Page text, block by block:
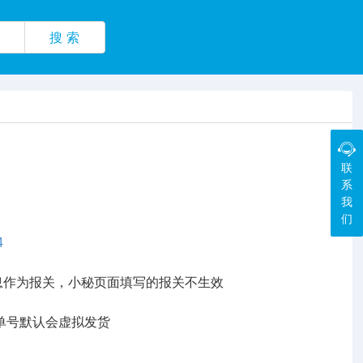
搜 索
为报关，小秘页面填写的报关不生效
号默认会虚拟发货
联
系
我
们